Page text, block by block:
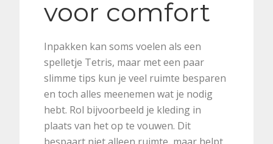
voor comfort
Inpakken kan soms voelen als een
spelletje Tetris, maar met een paar
slimme tips kun je veel ruimte besparen
en toch alles meenemen wat je nodig
hebt. Rol bijvoorbeeld je kleding in
plaats van het op te vouwen. Dit